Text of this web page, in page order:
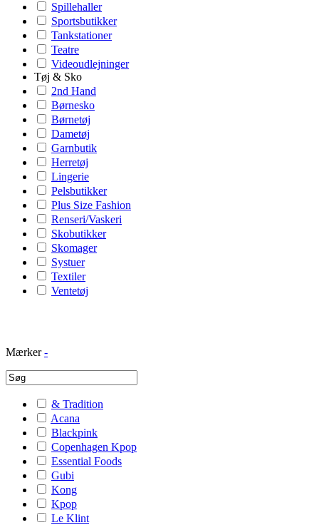
Spillehaller
Sportsbutikker
Tankstationer
Teatre
Videoudlejninger
Tøj & Sko
2nd Hand
Børnesko
Børnetøj
Dametøj
Garnbutik
Herretøj
Lingerie
Pelsbutikker
Plus Size Fashion
Renseri/Vaskeri
Skobutikker
Skomager
Systuer
Textiler
Ventetøj
Mærker -
& Tradition
Acana
Blackpink
Copenhagen Kpop
Essential Foods
Gubi
Kong
Kpop
Le Klint